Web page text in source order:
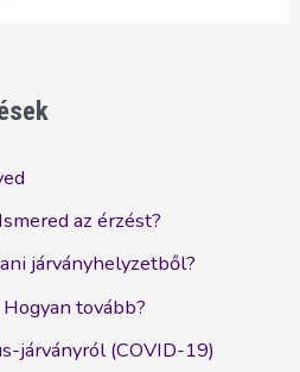
az érzést?
járványhelyzetből?
tovább?
járványról (COVID-19)